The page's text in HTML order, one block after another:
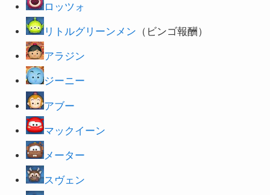
ロッツォ
リトルグリーンメン （ビンゴ報酬）
アラジン
ジーニー
アブー
マックイーン
メーター
スヴェン